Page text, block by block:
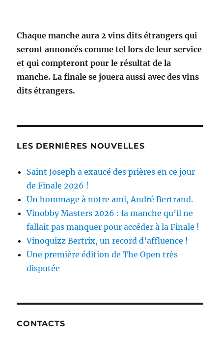
Chaque manche aura 2 vins dits étrangers qui
seront annoncés comme tel lors de leur service
et qui compteront pour le résultat de la
manche. La finale se jouera aussi avec des vins
dits étrangers.
LES DERNIÈRES NOUVELLES
Saint Joseph a exaucé des prières en ce jour
de Finale 2026 !
Un hommage à notre ami, André Bertrand.
Vinobby Masters 2026 : la manche qu’il ne
fallait pas manquer pour accéder à la Finale !
Vinoquizz Bertrix, un record d’affluence !
Une première édition de The Open très
disputée
CONTACTS